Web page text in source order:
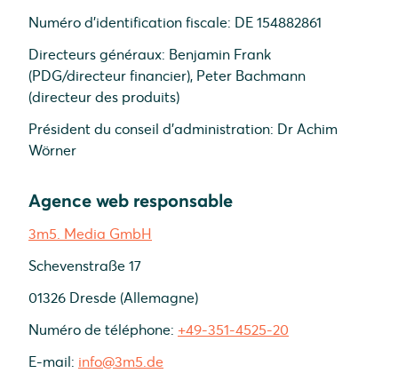
Numéro d'identification fiscale: DE 154882861
Directeurs généraux: Benjamin Frank
(PDG/directeur financier), Peter Bachmann
(directeur des produits)
Président du conseil d'administration: Dr Achim
Wörner
Agence web responsable
3m5. Media GmbH
Schevenstraße 17
01326 Dresde (Allemagne)
Numéro de téléphone: +49-351-4525-20
E-mail: info@3m5.de